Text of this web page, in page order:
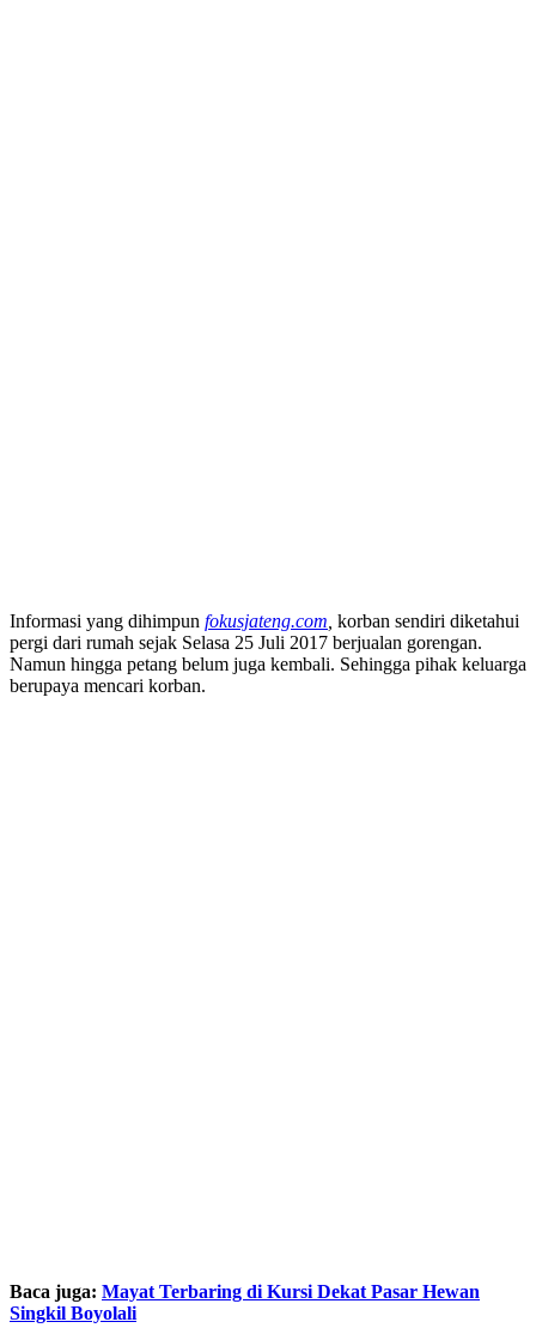
Informasi yang dihimpun fokusjateng.com korban sendiri diketahui
pergi dari rumah sejak Selasa 25 Juli 2017 berjualan gorengan.
Namun hingga petang belum juga kembali. Sehingga pihak keluarga
berupaya mencari korban.
Baca juga: Mayat Terbaring di Kursi Dekat Pasar Hewan
Singkil Boyolali